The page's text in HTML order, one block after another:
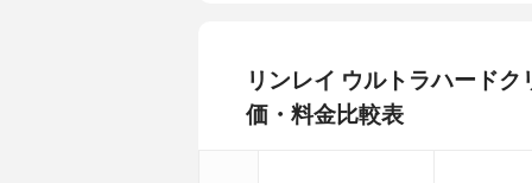
リンレイ ウルトラハード
価・料金比較表